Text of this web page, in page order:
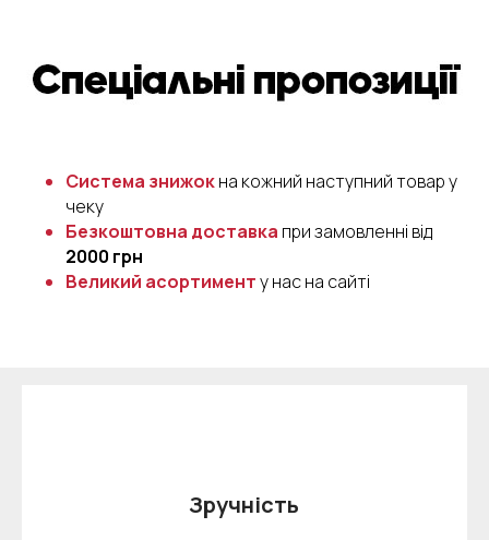
Система знижокна кожний наступний товар у
чеку
Безкоштовна доставка при замовленні від
2000 грн
Великий асортименту нас на сайті
Зручність